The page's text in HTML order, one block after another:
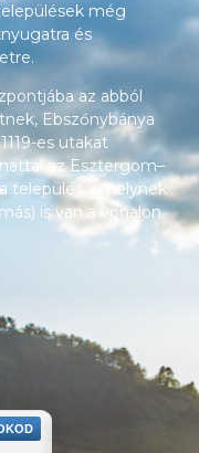
még
és
az abból
Ebszőnybánya
es utakat
az Esztergom–
település, amelynek
is van a vonalon.